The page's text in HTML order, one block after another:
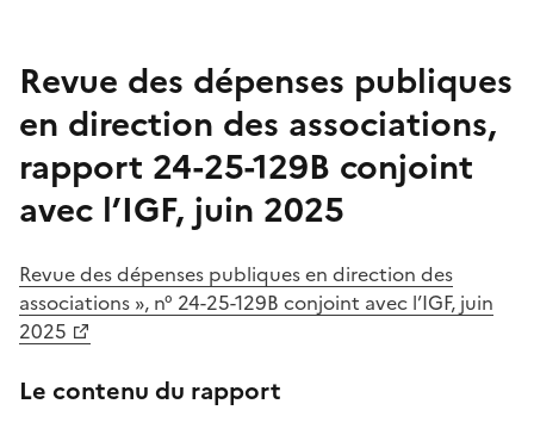
Revue des dépenses publiques
en direction des associations,
rapport 24-25-129B conjoint
avec l’IGF, juin 2025
Revue des dépenses publiques en direction des
associations », n° 24-25-129B conjoint avec l’IGF, juin
2025
Le contenu du rapport